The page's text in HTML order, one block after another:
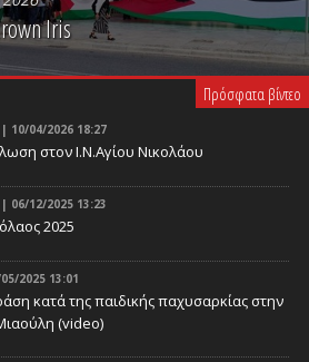
Iris
Πρόσφατα βίντεο
| 10/04/2026 18:27
στον Ι.Ν.Αγίου Νικολάου
| 06/12/2025 13:23
2025
2025 13:01
κατά της παιδικής παχυσαρκίας στην
(video)